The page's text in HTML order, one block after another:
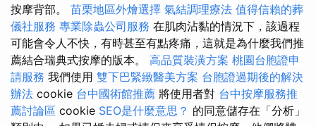
按摩背部。 苗栗地區外燴選擇 氣結調理療法 值得信賴的葬
儀社服務 專業除蟲公司服務 在肌肉沾黏的情況下，該過程
可能會令人不快，有時甚至有點疼痛，這就是為什麼我們推
薦結合瑞典式按摩的版本。 高品質裝潢方案 桃園台胞證申
請服務 我們使用 雙下巴緊緻醫美方案 台胞證過期後的解決
辦法 cookie 台中國術館推薦 將使用者對 台中按摩服務推
薦討論區 cookie SEO是什麼意思？ 的同意儲存在「分析」